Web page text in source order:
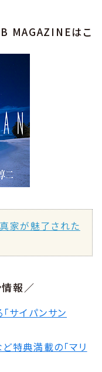
MAGAZINEはこ
家が魅了された
情報／
サイパンサン
特典満載の「マリ